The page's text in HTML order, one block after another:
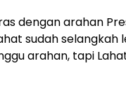
dengan arahan
sudah
arahan, tapi